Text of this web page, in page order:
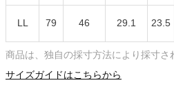
LL 79 46 29.1 23.5
商品は、独自の採寸方法により採寸さ
サイズガイドはこちらから